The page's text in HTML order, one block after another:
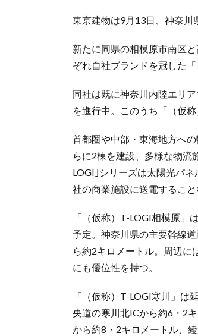
東京建物は9月13日、神奈川
新たに同県の相模原市南区
ぞれ自社ブランドを冠した
同社は既に神奈川内陸エリ
を進行中。このうち「（仮
首都圏や中部・東海地方へ
らに2棟を建設、多様な物流
LOGI｣シリーズは太陽光パ
社の商業施設に送電するこ
「（仮称）T-LOGI相模原
予定。神奈川県の主要幹線
ら約2キロメートル。周辺に
にも優位性を持つ。
「（仮称）T-LOGI寒川」
央道の寒川北ICから約6・2
から約8・2キロメートル、